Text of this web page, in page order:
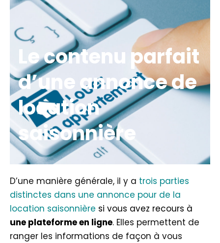
Le contenu parfait
d’une annonce de
location
saisonnière
D’une manière générale, il y a trois parties
distinctes dans une annonce pour de la
location saisonnière si vous avez recours à
une plateforme en ligne. Elles permettent de
ranger les informations de façon à vous